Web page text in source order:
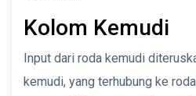
Kolom Kemudi
Input dari roda kemudi
kemudi, yang terhubung ke